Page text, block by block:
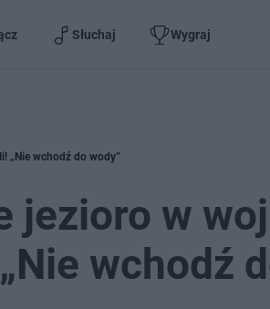
Słuchaj Wygraj
„Nie wchodź do wody”
jezioro w
wchodź